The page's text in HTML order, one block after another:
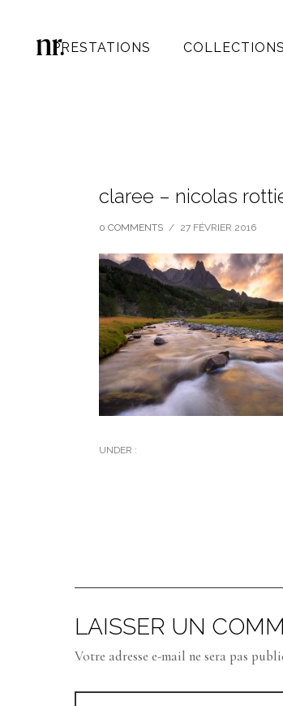
PRESTATIONS COLLECTIONS
claree – nicolas
0 COMMENTS / 27 FÉVRIER 2016
UNDER :
LAISSER UN
Votre adresse e-mail ne sera pas